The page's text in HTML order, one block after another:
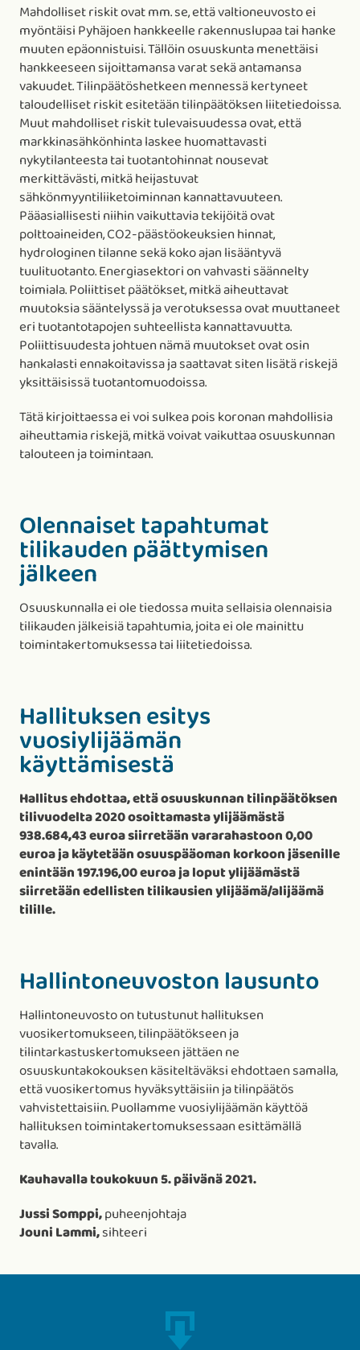
Mahdolliset riskit ovat mm. se, että valtioneuvosto ei
myöntäisi Pyhäjoen hankkeelle rakennuslupaa tai hanke
muuten epäonnistuisi. Tällöin osuuskunta menettäisi
hankkeeseen sijoittamansa varat sekä antamansa
vakuudet. Tilinpäätöshetkeen mennessä kertyneet
taloudelliset riskit esitetään tilinpäätöksen liitetiedoissa.
Muut mahdolliset riskit tulevaisuudessa ovat, että
markkinasähkönhinta laskee huomattavasti
nykytilanteesta tai tuotantohinnat nousevat
merkittävästi, mitkä heijastuvat
sähkönmyyntiliiketoiminnan kannattavuuteen.
Pääasiallisesti niihin vaikuttavia tekijöitä ovat
polttoaineiden, CO2-päästöokeuksien hinnat,
hydrologinen tilanne sekä koko ajan lisääntyvä
tuulituotanto. Energiasektori on vahvasti säännelty
toimiala. Poliittiset päätökset, mitkä aiheuttavat
muutoksia sääntelyssä ja verotuksessa ovat muuttaneet
eri tuotantotapojen suhteellista kannattavuutta.
Poliittisuudesta johtuen nämä muutokset ovat osin
hankalasti ennakoitavissa ja saattavat siten lisätä riskejä
yksittäisissä tuotantomuodoissa.
Tätä kirjoittaessa ei voi sulkea pois koronan mahdollisia
aiheuttamia riskejä, mitkä voivat vaikuttaa osuuskunnan
talouteen ja toimintaan.
Olennaiset tapahtumat
tilikauden päättymisen
jälkeen
Osuuskunnalla ei ole tiedossa muita sellaisia olennaisia
tilikauden jälkeisiä tapahtumia, joita ei ole mainittu
toimintakertomuksessa tai liitetiedoissa.
Hallituksen esitys
vuosiylijäämän
käyttämisestä
Hallitus ehdottaa, että osuuskunnan tilinpäätöksen
tilivuodelta 2020 osoittamasta ylijäämästä
938.684,43 euroa siirretään vararahastoon 0,00
euroa ja käytetään osuuspääoman korkoon jäsenille
enintään 197.196,00 euroa ja loput ylijäämästä
siirretään edellisten tilikausien ylijäämä/alijäämä
tilille.
Hallintoneuvoston lausunto
Hallintoneuvosto on tutustunut hallituksen
vuosikertomukseen, tilinpäätökseen ja
tilintarkastuskertomukseen jättäen ne
osuuskuntakokouksen käsiteltäväksi ehdottaen samalla,
että vuosikertomus hyväksyttäisiin ja tilinpäätös
vahvistettaisiin. Puollamme vuosiylijäämän käyttöä
hallituksen toimintakertomuksessaan esittämällä
tavalla.
Kauhavalla toukokuun 5. päivänä 2021.
Jussi Somppi,puheenjohtaja
Jouni Lammi,sihteeri